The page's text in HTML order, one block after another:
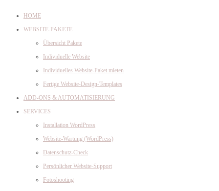
HOME
WEBSITE-PAKETE
Übersicht Pakete
Individuelle Website
Individuelles Website-Paket mieten
Fertige Website-Design-Templates
ADD-ONS & AUTOMATISIERUNG
SERVICES
Installation WordPress
Website-Wartung (WordPress)
Datenschutz-Check
Persönlicher Website-Support
Fotoshooting